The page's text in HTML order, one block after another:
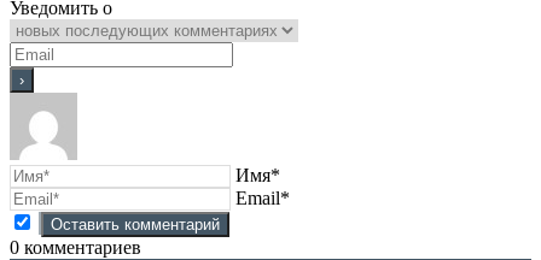
Уведомить о
Имя*
Email*
0 комментариев